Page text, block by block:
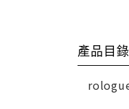
產品目錄